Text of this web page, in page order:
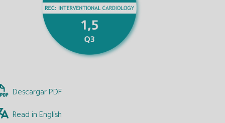
Descargar PDF
Read in English